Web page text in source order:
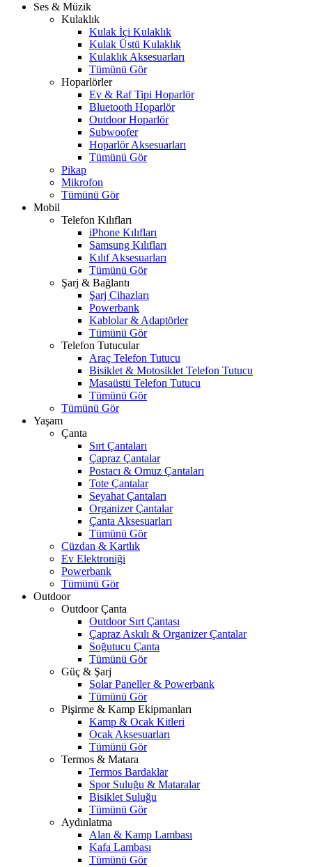
Ses & Müzik
Kulaklık
Kulak İçi Kulaklık
Kulak Üstü Kulaklık
Kulaklık Aksesuarları
Tümünü Gör
Hoparlörler
Ev & Raf Tipi Hoparlör
Bluetooth Hoparlör
Outdoor Hoparlör
Subwoofer
Hoparlör Aksesuarları
Tümünü Gör
Pikap
Mikrofon
Tümünü Gör
Mobil
Telefon Kılıfları
iPhone Kılıfları
Samsung Kılıfları
Kılıf Aksesuarları
Tümünü Gör
Şarj & Bağlantı
Şarj Cihazları
Powerbank
Kablolar & Adaptörler
Tümünü Gör
Telefon Tutucular
Araç Telefon Tutucu
Bisiklet & Motosiklet Telefon Tutucu
Masaüstü Telefon Tutucu
Tümünü Gör
Tümünü Gör
Yaşam
Çanta
Sırt Çantaları
Çapraz Çantalar
Postacı & Omuz Çantaları
Tote Çantalar
Seyahat Çantaları
Organizer Çantalar
Çanta Aksesuarları
Tümünü Gör
Cüzdan & Kartlık
Ev Elektroniği
Powerbank
Tümünü Gör
Outdoor
Outdoor Çanta
Outdoor Sırt Çantası
Çapraz Askılı & Organizer Çantalar
Soğutucu Çanta
Tümünü Gör
Güç & Şarj
Solar Paneller & Powerbank
Tümünü Gör
Pişirme & Kamp Ekipmanları
Kamp & Ocak Kitleri
Ocak Aksesuarları
Tümünü Gör
Termos & Matara
Termos Bardaklar
Spor Suluğu & Mataralar
Bisiklet Suluğu
Tümünü Gör
Aydınlatma
Alan & Kamp Lambası
Kafa Lambası
Tümünü Gör